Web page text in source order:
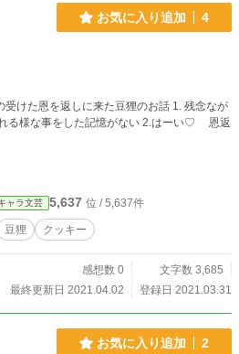
お気に入り追加 4
た恩を返しに来た豆狸のお話 1. 残念なが
ャラ文芸 5,637 位 / 5,637件
豆狸 クッキー
感想数 0
文字数 3,685
最終更新日 2021.04.02
登録日 2021.03.31
お気に入り追加 2